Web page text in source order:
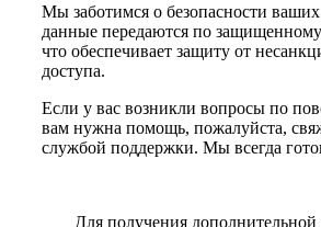
Мы заботимся о безопасности
данные передаются по
что обеспечивает защиту от
доступа.
Если у вас возникли вопросы по
вам нужна помощь, пожалуйста,
службой поддержки. Мы всегда
Для получения